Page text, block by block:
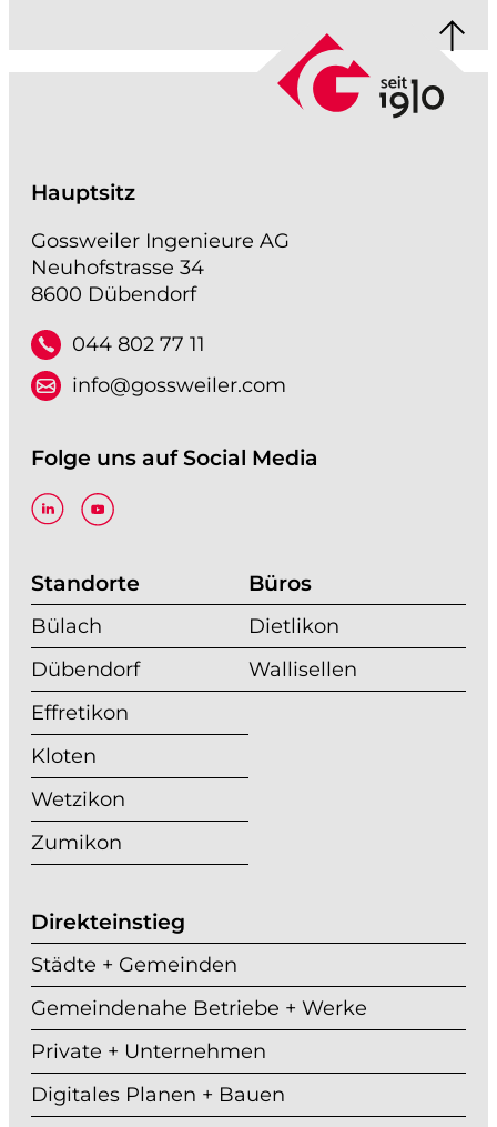
Hauptsitz
Gossweiler Ingenieure AG
Neuhofstrasse 34
8600 Dübendorf
044 802 77 11
info@gossweiler.com
Folge uns auf Social Media
Standorte
Bülach
Dübendorf
Effretikon
Kloten
Wetzikon
Zumikon
Büros
Dietlikon
Wallisellen
Direkteinstieg
Städte + Gemeinden
Gemeindenahe Betriebe + Werke
Private + Unternehmen
Digitales Planen + Bauen